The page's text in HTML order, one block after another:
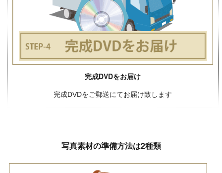
完成DVDをお届け
完成DVDをご郵送にてお届け致します
写真素材の準備方法は2種類